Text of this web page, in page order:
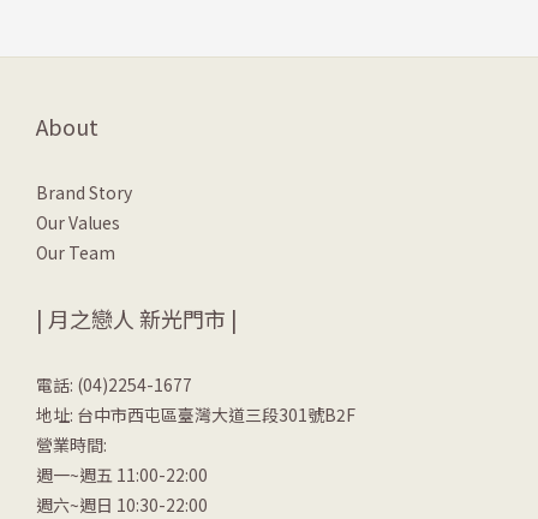
About
Brand Story
Our Values
Our Team
| 月之戀人 新光門市 |
電話: (04)2254-1677
地址: 台中市西屯區臺灣大道三段301號B2F
營業時間:
週一~週五 11:00-22:00
週六~週日 10:30-22:00